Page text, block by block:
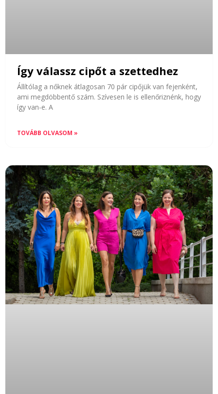
Így válassz cipőt a szettedhez
Állítólag a nőknek átlagosan 70 pár cipőjük van fejenként,
ami megdöbbentő szám. Szívesen le is ellenőriznénk, hogy
így van-e. A
TOVÁBB OLVASOM »